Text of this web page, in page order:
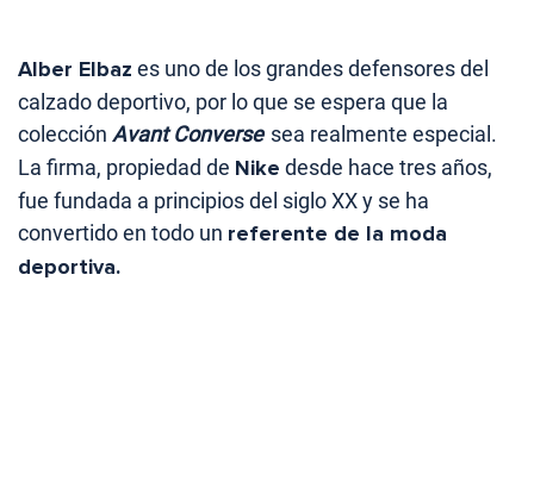
Alber Elbaz es uno de los grandes defensores del
calzado deportivo, por lo que se espera que la
colección Avant Converse sea realmente especial.
La firma, propiedad de Nike desde hace tres años,
fue fundada a principios del siglo XX y se ha
convertido en todo un referente de la moda
deportiva.